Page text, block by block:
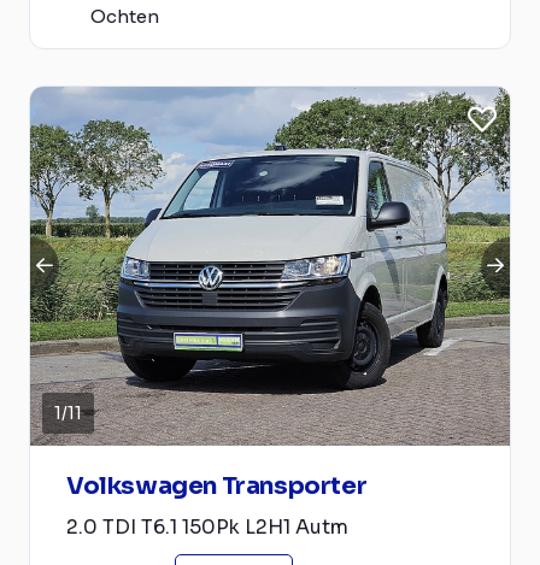
Ochten
1/11
Volkswagen Transporter
2.0 TDI T6.1 150Pk L2H1 Autm